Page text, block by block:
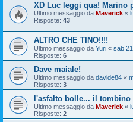
XD Luc leggi qua! Marino
Ultimo messaggio da Maverick «
Risposte: 43
ALTRO CHE TINO!!!!
Ultimo messaggio da Yuri « sab
Risposte: 6
Dave maiale!
Ultimo messaggio da davide84 «
Risposte: 3
l'asfalto bolle... il
Ultimo messaggio da Maverick «
Risposte: 2